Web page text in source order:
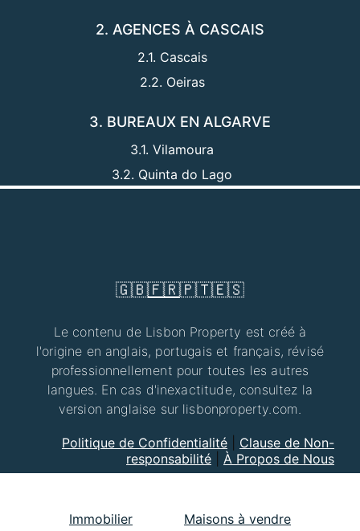
2. AGENCES À CASCAIS
2.1. Cascais
2.2. Oeiras
3. BUREAUX EN ALGARVE
3.1. Vilamoura
3.2. Quinta do Lago
🇬🇧🇫🇷🇵🇹🇪🇸
Le contenu de Lisbon Property est créé à
l'origine en anglais, portugais et français, révisé
professionnellement pour toutes les autres
langues. En cas d'inexactitude, consultez la
version anglaise sur lisbonproperty.com.
Politique de Confidentialité
Clause de Non-
responsabilité
À Propos de Nous
Immobilier Maisons à vendre